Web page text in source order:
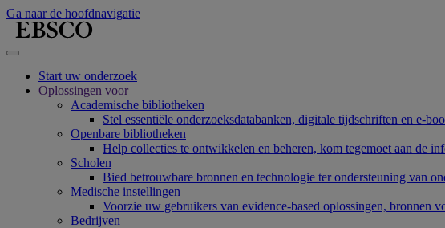
Ga naar de hoofdnavigatie
Start uw onderzoek
Oplossingen voor
Academische bibliotheken
Stel essentiële onderzoeksdatabanken, digitale tijdschriften en e-
Openbare bibliotheken
Help collecties te ontwikkelen en beheren, kom tegemoet aan de
Scholen
Bied betrouwbare bronnen en technologie ter ondersteuning van
Medische instellingen
Voorzie uw gebruikers van evidence-based oplossingen, bronnen
Bedrijven